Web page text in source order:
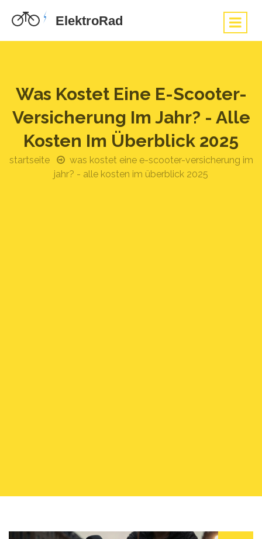
Was Kostet Eine E-Scooter-
Versicherung Im Jahr? - Alle
Kosten Im Überblick 2025
startseite
was kostet eine e-scooter-versicherung im
jahr? - alle kosten im überblick 2025